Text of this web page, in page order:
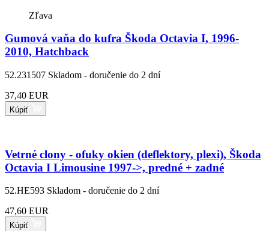
Zľava
Gumová vaňa do kufra Škoda Octavia I, 1996-
2010, Hatchback
52.231507 Skladom - doručenie do 2 dní
37,40 EUR
Kúpiť
Vetrné clony - ofuky okien (deflektory, plexi), Škoda
Octavia I Limousine 1997->, predné + zadné
52.HE593 Skladom - doručenie do 2 dní
47,60 EUR
Kúpiť